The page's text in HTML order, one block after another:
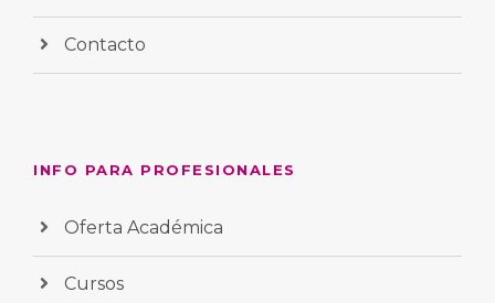
Contacto
INFO PARA PROFESIONALES
Oferta Académica
Cursos